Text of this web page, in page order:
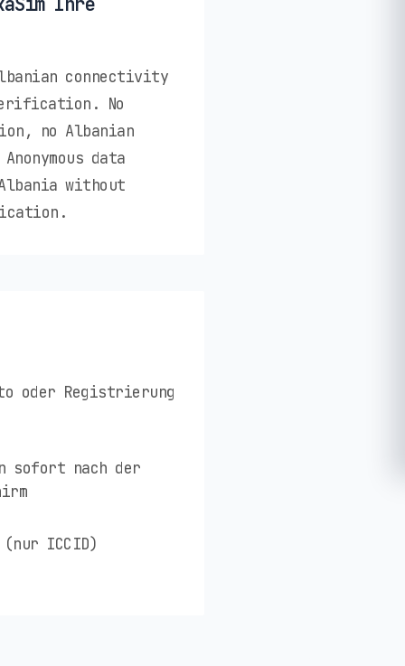
connectivity
No
no Albanian
data
without
oder Registrierung
sofort nach der
(nur ICCID)